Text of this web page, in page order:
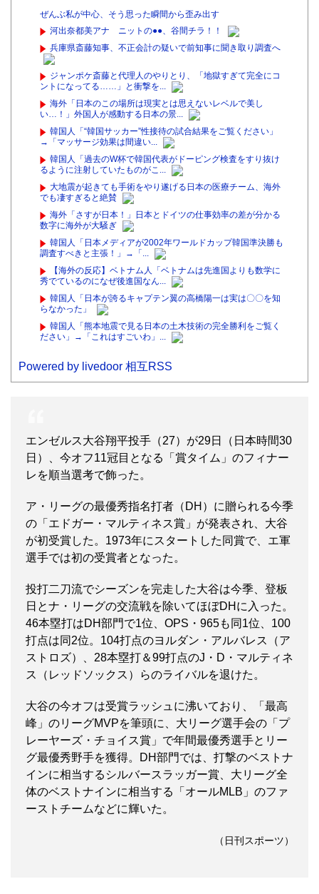
ぜんぶ私が中心、そう思った瞬間から歪み出す
河出奈都美アナ ニットの●●、谷間チラ！！
兵庫県斎藤知事、不正会計の疑いで前知事に聞き取り調査へ
ジャンポケ斎藤と代理人のやりとり、「地獄すぎて完全にコ
ントになってる……」と衝撃を...
海外「日本のこの場所は現実とは思えないレベルで美し
い…！」外国人が感動する日本の景...
韓国人「“韓国サッカー”性接待の試合結果をご覧ください」
→「マッサージ効果は間違い...
韓国人「過去のW杯で韓国代表がドーピング検査をすり抜け
るように注射していたものがこ...
大地震が起きても手術をやり遂げる日本の医療チーム、海外
でも凄すぎると絶賛
海外「さすが日本！」日本とドイツの仕事効率の差が分かる
数字に海外が大騒ぎ
韓国人「日本メディアが2002年ワールドカップ韓国準決勝も
調査すべきと主張！」→「...
【海外の反応】ベトナム人「ベトナムは先進国よりも数学に
秀でているのになぜ後進国なん...
韓国人「日本が誇るキャプテン翼の高橋陽一は実は〇〇を知
らなかった」
韓国人「熊本地震で見る日本の土木技術の完全勝利をご覧く
ださい」→「これはすごいわ」...
Powered by livedoor 相互RSS
エンゼルス大谷翔平投手（27）が29日（日本時間30
日）、今オフ11冠目となる「賞タイム」のフィナー
レを順当選考で飾った。
ア・リーグの最優秀指名打者（DH）に贈られる今季
の「エドガー・マルティネス賞」が発表され、大谷
が初受賞した。1973年にスタートした同賞で、エ軍
選手では初の受賞者となった。
投打二刀流でシーズンを完走した大谷は今季、登板
日とナ・リーグの交流戦を除いてほぼDHに入った。
46本塁打はDH部門で1位、OPS・965も同1位、100
打点は同2位。104打点のヨルダン・アルバレス（ア
ストロズ）、28本塁打＆99打点のJ・D・マルティネ
ス（レッドソックス）らのライバルを退けた。
大谷の今オフは受賞ラッシュに沸いており、「最高
峰」のリーグMVPを筆頭に、大リーグ選手会の「プ
レーヤーズ・チョイス賞」で年間最優秀選手とリー
グ最優秀野手を獲得。DH部門では、打撃のベストナ
インに相当するシルバースラッガー賞、大リーグ全
体のベストナインに相当する「オールMLB」のファ
ーストチームなどに輝いた。
（日刊スポーツ）